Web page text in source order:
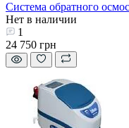
Система обратного
Нет в наличии
1
24 750 грн